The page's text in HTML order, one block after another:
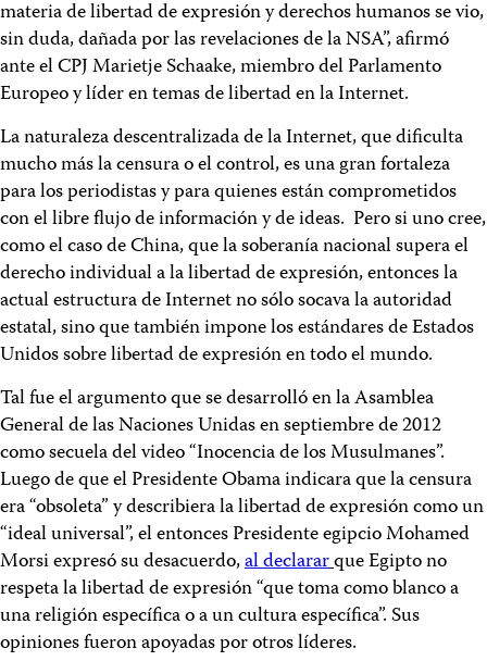
materia de libertad de expresión y derechos humanos se vio,
sin duda, dañada por las revelaciones de la NSA”, afirmó
ante el CPJ Marietje Schaake, miembro del Parlamento
Europeo y líder en temas de libertad en la Internet.
La naturaleza descentralizada de la Internet, que dificulta
mucho más la censura o el control, es una gran fortaleza
para los periodistas y para quienes están comprometidos
con el libre flujo de información y de ideas. Pero si uno cree,
como el caso de China, que la soberanía nacional supera el
derecho individual a la libertad de expresión, entonces la
actual estructura de Internet no sólo socava la autoridad
estatal, sino que también impone los estándares de Estados
Unidos sobre libertad de expresión en todo el mundo.
Tal fue el argumento que se desarrolló en la Asamblea
General de las Naciones Unidas en septiembre de 2012
como secuela del video “Inocencia de los Musulmanes”.
Luego de que el Presidente Obama indicara que la censura
era “obsoleta” y describiera la libertad de expresión como un
“ideal universal”, el entonces Presidente egipcio Mohamed
Morsi expresó su desacuerdo,al declararque Egipto no
respeta la libertad de expresión “que toma como blanco a
una religión específica o a un cultura específica”. Sus
opiniones fueron apoyadas por otros líderes.